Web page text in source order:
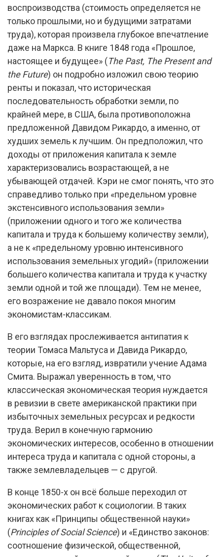
воспроизводства (стоимость определяется не
только прошлыми, но и будущими затратами
труда), которая произвела глубокое впечатление
даже на Маркса. В книге 1848 года «Прошлое,
настоящее и будущее» (The Past, The Present and
the Future) он подробно изложил свою теорию
ренты и показал, что историческая
последовательность обработки земли, по
крайней мере, в США, была противоположна
предложенной Давидом Рикардо, а именно, от
худших земель к лучшим. Он предположил, что
доходы от приложения капитала к земле
характеризовались возрастающей, а не
убывающей отдачей. Кэри не смог понять, что это
справедливо только при «предельном уровне
экстенсивного использования земли»
(приложении одного и того же количества
капитала и труда к большему количеству земли),
а не к «предельному уровню интенсивного
использования земельных угодий» (приложении
большего количества капитала и труда к участку
земли одной и той же площади). Тем не менее,
его возражение не давало покоя многим
экономистам-классикам.
В его взглядах прослеживается антипатия к
теории Томаса Мальтуса и Давида Рикардо,
которые, на его взгляд, извратили учение Адама
Смита. Выражал уверенность в том, что
классическая экономическая теория нуждается
в ревизии в свете американской практики при
избыточных земельных ресурсах и редкости
труда. Верил в конечную гармонию
экономических интересов, особенно в отношении
интереса труда и капитала с одной стороны, а
также землевладельцев — с другой.
В конце 1850-х он всё больше переходил от
экономических работ к социологии. В таких
книгах как «Принципы общественной науки»
(Principles of Social Science) и «Единство законов:
соотношение физической, общественной,